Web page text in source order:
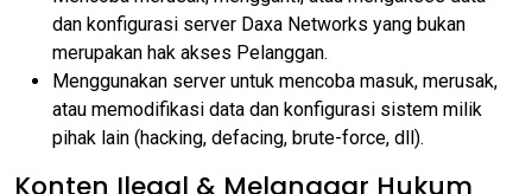
dan konfigurasi server Daxa Networks yang bukan
merupakan hak akses Pelanggan.
Menggunakan server untuk mencoba masuk, merusak,
atau memodifikasi data dan konfigurasi sistem milik
pihak lain (hacking, defacing, brute-force, dll).
Konten Ilegal & Melanggar Hukum